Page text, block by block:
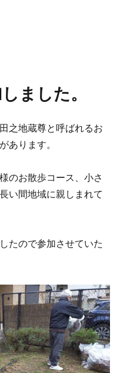
ました。
之地蔵尊と呼ばれるお
あります。
のお散歩コース、小さ
い間地域に親しまれて
たので参加させていた